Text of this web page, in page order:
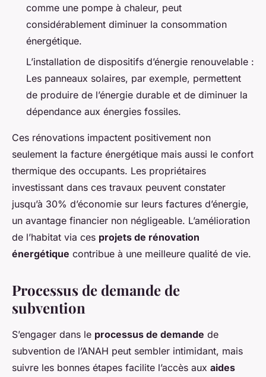
comme une pompe à chaleur, peut
considérablement diminuer la consommation
énergétique.
L’installation de dispositifs d’énergie renouvelable :
Les panneaux solaires, par exemple, permettent
de produire de l’énergie durable et de diminuer la
dépendance aux énergies fossiles.
Ces rénovations impactent positivement non
seulement la facture énergétique mais aussi le confort
thermique des occupants. Les propriétaires
investissant dans ces travaux peuvent constater
jusqu’à 30% d’économie sur leurs factures d’énergie,
un avantage financier non négligeable. L’amélioration
de l’habitat via ces projets de rénovation
énergétique contribue à une meilleure qualité de vie.
Processus de demande de
subvention
S’engager dans le processus de demande de
subvention de l’ANAH peut sembler intimidant, mais
suivre les bonnes étapes facilite l’accès aux aides